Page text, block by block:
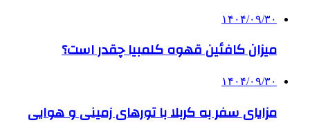
۱۴۰۴/۰۹/۳۰
میزان کافئین قهوه کلمبیا چقدر است؟
۱۴۰۴/۰۹/۳۰
مزایای سفر به کربلا با تورهای زمینی و هوایی